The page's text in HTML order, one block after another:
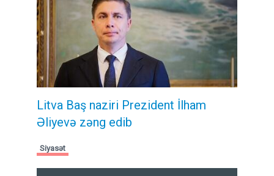
Litva Baş naziri Prezident İlham
Əliyevə zəng edib
Siyasət